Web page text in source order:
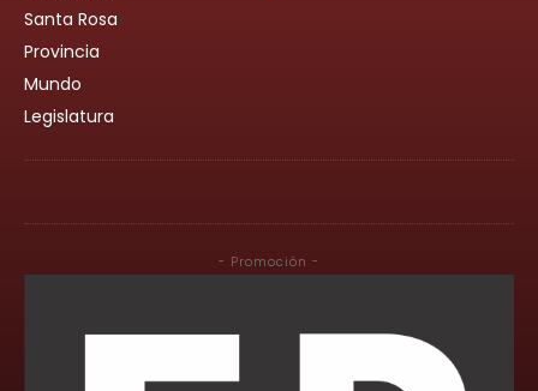
Santa Rosa
Provincia
Mundo
Legislatura
- Promoción -